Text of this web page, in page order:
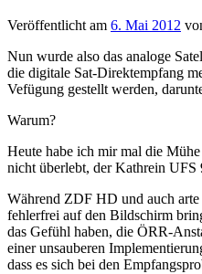
Veröffentlicht am 6. Mai 2012
Nun wurde also das analoge
die digitale Sat-Direktempfang
Vefügung gestellt werden,
Warum?
Heute habe ich mir mal die
nicht überlebt, der Kathrein UFS
Während ZDF HD und auch
fehlerfrei auf den Bildschirm
das Gefühl haben, die ÖRR-
einer unsauberen
dass es sich bei den